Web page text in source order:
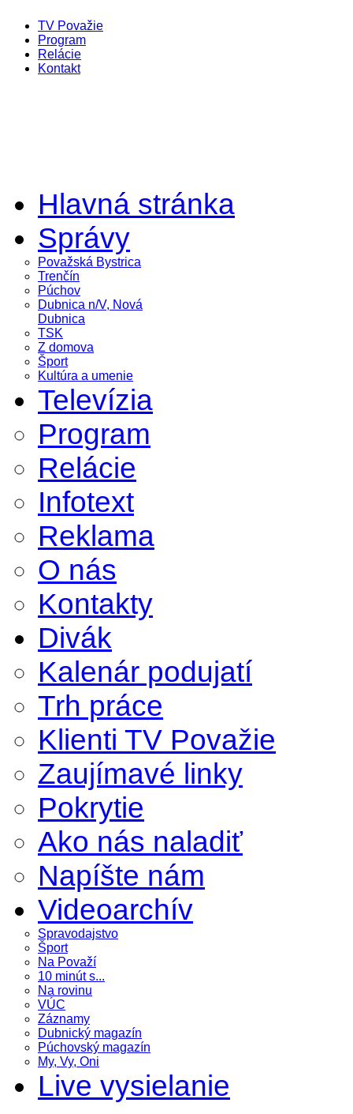
TV Považie
Program
Relácie
Kontakt
Hlavná stránka
Správy
Považská Bystrica
Trenčín
Púchov
Dubnica n/V, Nová
Dubnica
TSK
Z domova
Šport
Kultúra a umenie
Televízia
Program
Relácie
Infotext
Reklama
O nás
Kontakty
Divák
Kalenár podujatí
Trh práce
Klienti TV Považie
Zaujímavé linky
Pokrytie
Ako nás naladiť
Napíšte nám
Videoarchív
Spravodajstvo
Šport
Na Považí
10 minút s...
Na rovinu
VÚC
Záznamy
Dubnický magazín
Púchovský magazín
My, Vy, Oni
Live vysielanie